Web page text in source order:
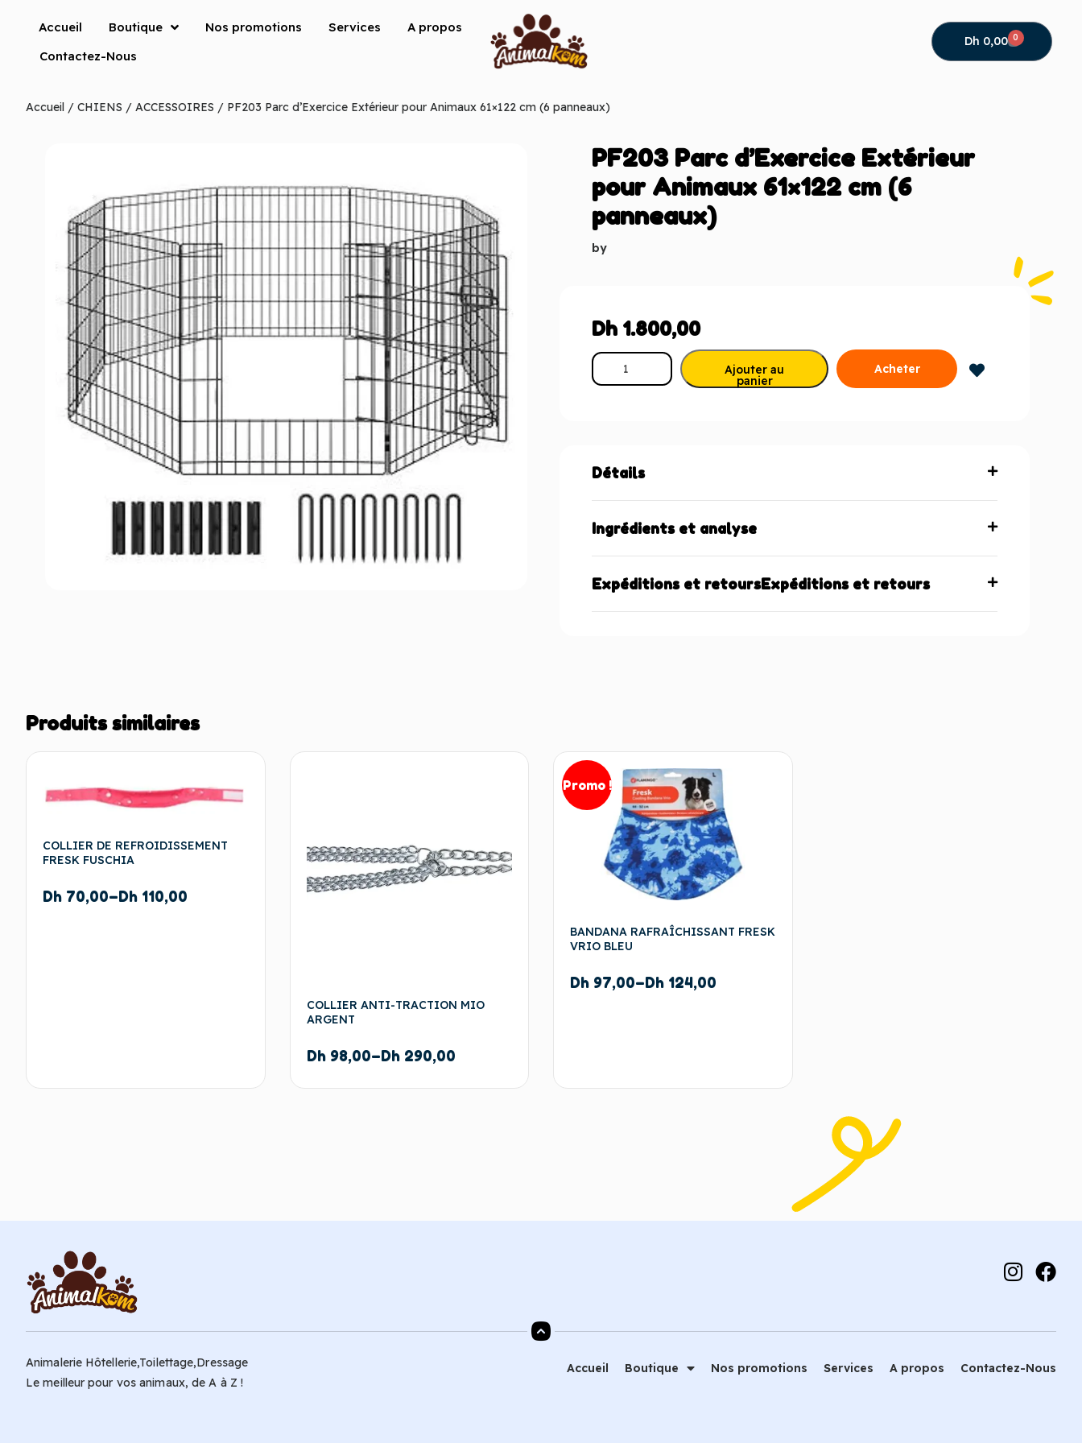
Accueil Boutique Nos promotions Services
A propos
Contactez-Nous
Dh 0,00 0
Accueil / CHIENS / ACCESSOIRES / PF203 Parc d’Exercice Extérieur pour Animaux 61×122 cm (6 panneaux)
PF203 Parc d’Exercice Extérieur
pour Animaux 61×122 cm (6
panneaux)
by
Dh 1.800,00
Ajouter au
panier
Acheter
Détails
Ingrédients et analyse
Expéditions et retoursExpéditions et retours
Produits similaires
COLLIER DE REFROIDISSEMENT
FRESK FUSCHIA
Dh 70,00–Dh 110,00
COLLIER ANTI-TRACTION MIO
ARGENT
Dh98,00–Dh290,00
Promo !
BANDANA RAFRAÎCHISSANT FRESK
VRIO BLEU
Dh 97,00–Dh 124,00
Animalerie Hôtellerie,Toilettage,Dressage
Le meilleur pour vos animaux, de A à Z !
Accueil Boutique Nos promotions Services A propos Contactez-Nous